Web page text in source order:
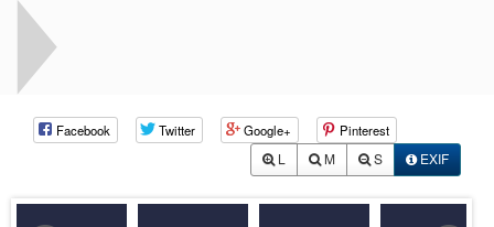
Facebook Twitter Google+ Pinterest
L M S EXIF